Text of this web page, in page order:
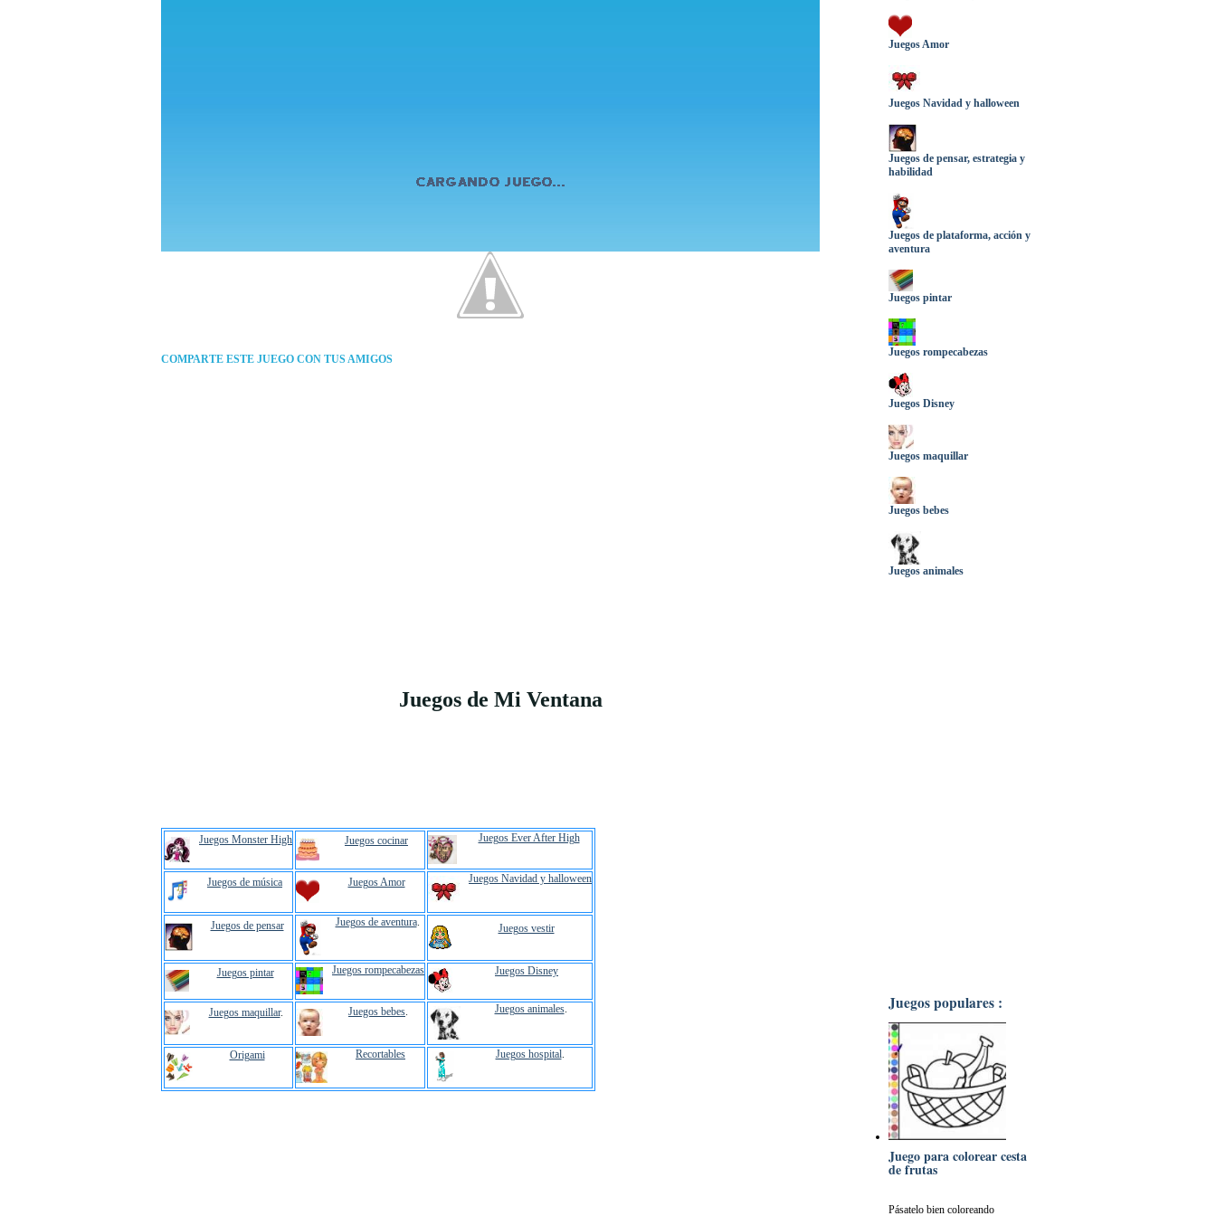
COMPARTE ESTE JUEGO CON TUS AMIGOS
Juegos de Mi Ventana
Juegos Monster High Juegos cocinar Juegos Ever After High
Juegos de música Juegos Amor Juegos Navidad y halloween
Juegos de pensar Juegos de aventura. Juegos vestir
Juegos pintar Juegos rompecabezas Juegos Disney
Juegos maquillar. Juegos bebes. Juegos animales.
Origami Recortables Juegos hospital.
Juegos Amor
Juegos Navidad y halloween
Juegos de pensar, estrategia y
habilidad
Juegos de plataforma, acción y
aventura
Juegos pintar
Juegos rompecabezas
Juegos Disney
Juegos maquillar
Juegos bebes
Juegos animales
Juegos populares :
Juego para colorear cesta
de frutas
Pásatelo bien coloreando